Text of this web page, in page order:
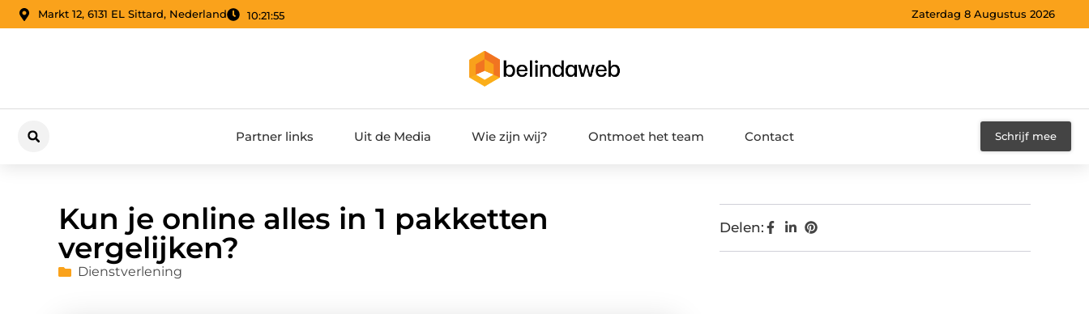
Markt 12, 6131 EL Sittard, Nederland 10:21:56 Zaterdag 8 Augustus 2026
Partner links Uit de Media Wie zijn wij? Ontmoet het team Contact Schrijf mee
Kun je online alles in 1 pakketten
vergelijken?
Dienstverlening
Delen: